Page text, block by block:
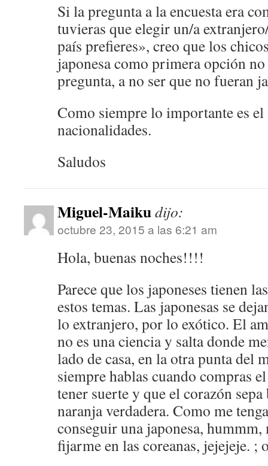
Si la pregunta a la encuesta era
tuvieras que elegir un/a
país prefieres», creo que los
japonesa como primera opción
pregunta, a no ser que no fueran
Como siempre lo importante es
nacionalidades.
Saludos
Miguel-Maikudijo:
octubre 23, 2015 a las 6:21 am
Hola, buenas noches!!!!
Parece que los japoneses tienen
estos temas. Las japonesas se
lo extranjero, por lo exótico. El
no es una ciencia y salta donde
lado de casa, en la otra punta del
siempre hablas cuando compras
tener suerte y que el corazón
naranja verdadera. Como me
conseguir una japonesa,
fijarme en las coreanas, jejejeje. ;